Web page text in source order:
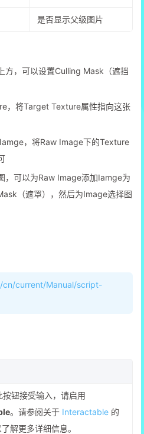
是否显示父级图片
方，可以设置Culling Mask（遮挡
，将Target Texture属性指向这张
，将Raw Image下的Texture
，可以为Raw Image添加Iamge为
（遮罩），然后为Image选择图
current/Manual/script-
按钮接受输入，请启用
。请参阅关于 Interactable 的
解更多详细信息。